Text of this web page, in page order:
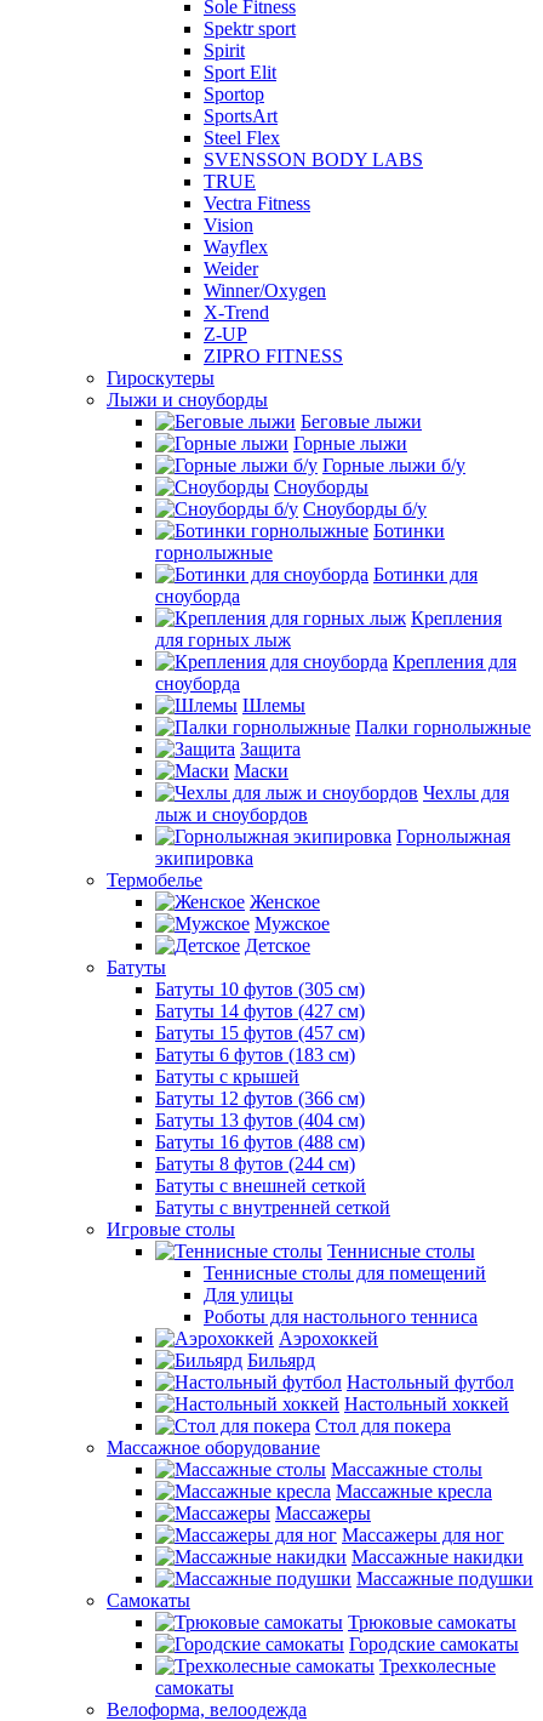
Sole Fitness
Spektr sport
Spirit
Sport Elit
Sportop
SportsArt
Steel Flex
SVENSSON BODY LABS
TRUE
Vectra Fitness
Vision
Wayflex
Weider
Winner/Oxygen
X-Trend
Z-UP
ZIPRO FITNESS
Гироскутеры
Лыжи и сноуборды
Беговые лыжи
Горные лыжи
Горные лыжи б/у
Сноуборды
Сноуборды б/у
Ботинки
горнолыжные
Ботинки для
сноуборда
Крепления
для горных лыж
Крепления для
сноуборда
Шлемы
Палки горнолыжные
Защита
Маски
Чехлы для
лыж и сноубордов
Горнолыжная
экипировка
Термобелье
Женское
Мужское
Детское
Батуты
Батуты 10 футов (305 см)
Батуты 14 футов (427 см)
Батуты 15 футов (457 см)
Батуты 6 футов (183 см)
Батуты с крышей
Батуты 12 футов (366 см)
Батуты 13 футов (404 см)
Батуты 16 футов (488 см)
Батуты 8 футов (244 см)
Батуты с внешней сеткой
Батуты с внутренней сеткой
Игровые столы
Теннисные столы
Теннисные столы для помещений
Для улицы
Роботы для настольного тенниса
Аэрохоккей
Бильярд
Настольный футбол
Настольный хоккей
Стол для покера
Массажное оборудование
Массажные столы
Массажные кресла
Массажеры
Массажеры для ног
Массажные накидки
Массажные подушки
Самокаты
Трюковые самокаты
Городские самокаты
Трехколесные
самокаты
Велоформа, велоодежда